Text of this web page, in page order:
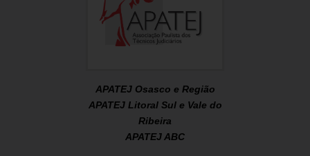
APATEJ Osasco e Região
APATEJ Litoral Sul e Vale do
Ribeira
APATEJ ABC